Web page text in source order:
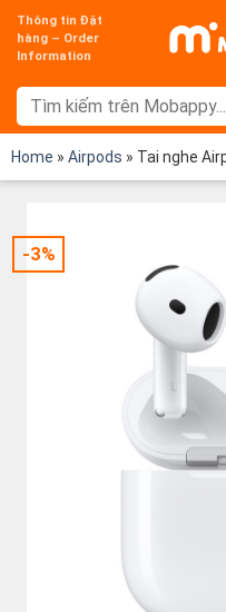
Chuyển
đến
dung
Thông tin Đặt
hàng – Order
Information
Home » Airpods » Tai nghe
-3%